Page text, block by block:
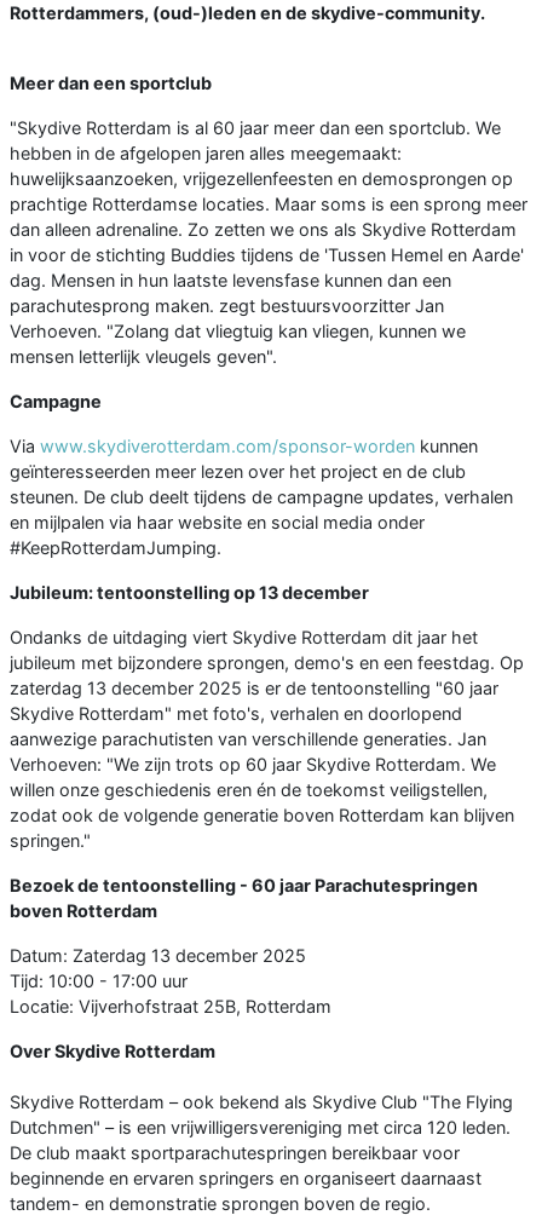
Rotterdammers, (oud-)leden en de skydive-community.
Meer dan een sportclub
"Skydive Rotterdam is al 60 jaar meer dan een sportclub. We
hebben in de afgelopen jaren alles meegemaakt:
huwelijksaanzoeken, vrijgezellenfeesten en demosprongen op
prachtige Rotterdamse locaties. Maar soms is een sprong meer
dan alleen adrenaline. Zo zetten we ons als Skydive Rotterdam
in voor de stichting Buddies tijdens de 'Tussen Hemel en Aarde'
dag. Mensen in hun laatste levensfase kunnen dan een
parachutesprong maken. zegt bestuursvoorzitter Jan
Verhoeven. "Zolang dat vliegtuig kan vliegen, kunnen we
mensen letterlijk vleugels geven".
Campagne
Via www.skydiverotterdam.com/sponsor-worden kunnen
geïnteresseerden meer lezen over het project en de club
steunen. De club deelt tijdens de campagne updates, verhalen
en mijlpalen via haar website en social media onder
#KeepRotterdamJumping.
Jubileum: tentoonstelling op 13 december
Ondanks de uitdaging viert Skydive Rotterdam dit jaar het
jubileum met bijzondere sprongen, demo's en een feestdag. Op
zaterdag 13 december 2025 is er de tentoonstelling "60 jaar
Skydive Rotterdam" met foto's, verhalen en doorlopend
aanwezige parachutisten van verschillende generaties. Jan
Verhoeven: "We zijn trots op 60 jaar Skydive Rotterdam. We
willen onze geschiedenis eren én de toekomst veiligstellen,
zodat ook de volgende generatie boven Rotterdam kan blijven
springen."
Bezoek de tentoonstelling - 60 jaar Parachutespringen
boven Rotterdam
Datum: Zaterdag 13 december 2025
Tijd: 10:00 - 17:00 uur
Locatie: Vijverhofstraat 25B, Rotterdam
Over Skydive Rotterdam
Skydive Rotterdam – ook bekend als Skydive Club "The Flying
Dutchmen" – is een vrijwilligersvereniging met circa 120 leden.
De club maakt sportparachutespringen bereikbaar voor
beginnende en ervaren springers en organiseert daarnaast
tandem- en demonstratie sprongen boven de regio.